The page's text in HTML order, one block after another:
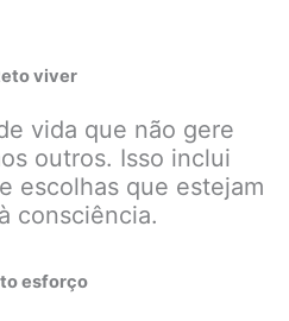
viver
vida que não gere
outros. Isso inclui
escolhas que estejam
consciência.
esforço